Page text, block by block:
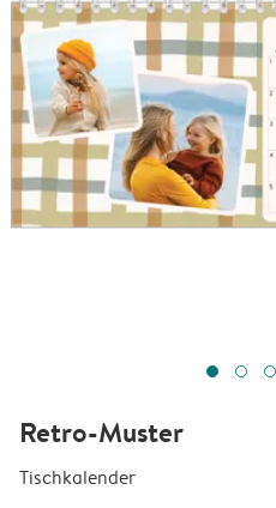
Retro-Muster
Tischkalender